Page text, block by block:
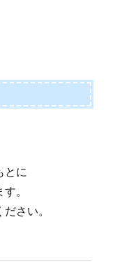
とに
。
さい。